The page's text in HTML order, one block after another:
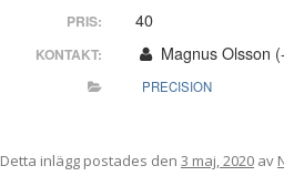
PRIS: 40
KONTAKT: Magnus Olsson
PRECISION
Detta inlägg postades den 3 maj, 2020 av